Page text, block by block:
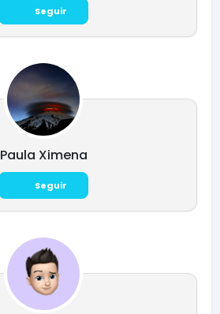
Seguir
Paula Ximena
Seguir